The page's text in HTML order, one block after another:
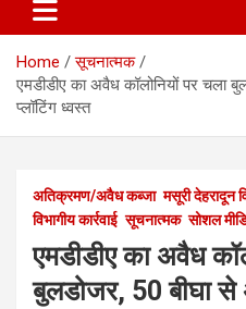
Home
सूचनात्मक
एमडीडीए का अवैध कॉलोनियों पर चला
प्लॉटिंग ध्वस्त
अतिक्रमण/अवैध कब्जा मसूरी देहरादून
विभागीय कार्रवाई सूचनात्मक सोशल
एमडीडीए का अवैध
बुलडोजर, 50 बीघा